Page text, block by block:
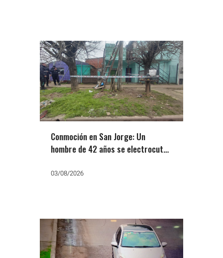
Conmoción en San Jorge: Un
hombre de 42 años se electrocutó
03/08/2026